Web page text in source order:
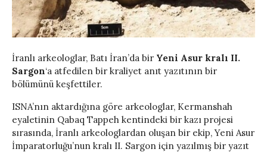
İranlı arkeologlar, Batı İran’da bir Yeni Asur kralı II.
Sargon‘a atfedilen bir kraliyet anıt yazıtının bir
bölümünü keşfettiler.
ISNA’nın aktardığına göre arkeologlar, Kermanshah
eyaletinin Qabaq Tappeh kentindeki bir kazı projesi
sırasında, İranlı arkeologlardan oluşan bir ekip, Yeni Asur
İmparatorluğu’nun kralı II. Sargon için yazılmış bir yazıt